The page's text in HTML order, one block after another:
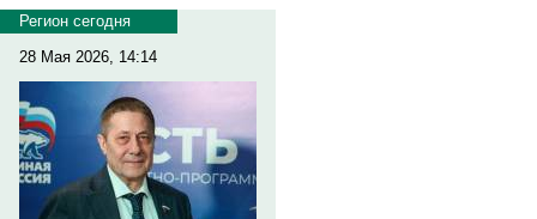
Регион сегодня
28 Мая 2026, 14:14